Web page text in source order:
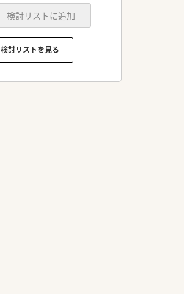
検討リストに追加
検討リストを見る